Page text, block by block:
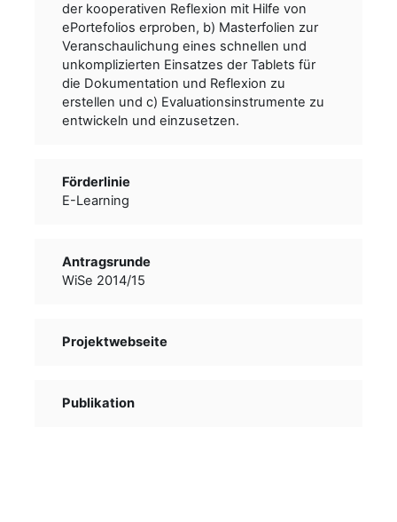
der kooperativen Reflexion mit Hilfe von
ePortefolios erproben, b) Masterfolien zur
Veranschaulichung eines schnellen und
unkomplizierten Einsatzes der Tablets für
die Dokumentation und Reflexion zu
erstellen und c) Evaluationsinstrumente zu
entwickeln und einzusetzen.
Förderlinie
E-Learning
Antragsrunde
WiSe 2014/15
Projektwebseite
Publikation